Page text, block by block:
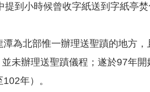
到小時候曾收字紙送到字紙亭
為北部惟一辦理送聖蹟的地方，
未辦理送聖蹟儀程；遂於97年開
年）。